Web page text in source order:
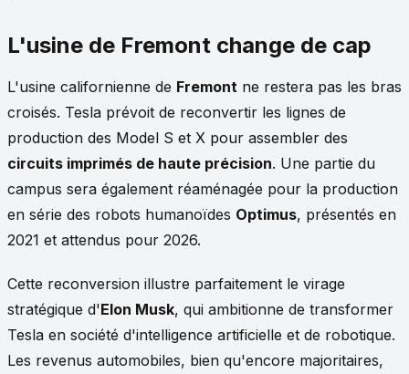
L'usine de Fremont change de cap
L'usine californienne de Fremont ne restera pas les bras
croisés. Tesla prévoit de reconvertir les lignes de
production des Model S et X pour assembler des
circuits imprimés de haute précision. Une partie du
campus sera également réaménagée pour la production
en série des robots humanoïdes Optimus, présentés en
2021 et attendus pour 2026.
Cette reconversion illustre parfaitement le virage
stratégique d'Elon Musk, qui ambitionne de transformer
Tesla en société d'intelligence artificielle et de robotique.
Les revenus automobiles, bien qu'encore majoritaires,